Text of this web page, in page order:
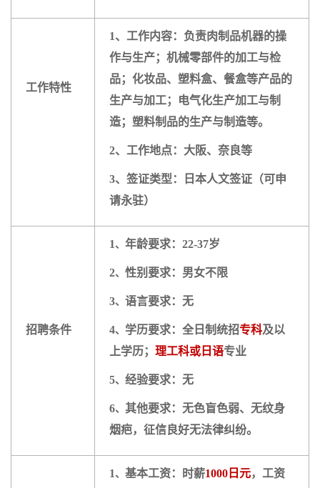
工作特性
1、工作内容：负责肉制品机器的操
作与生产；机械零部件的加工与检
品；化妆品、塑料盒、餐盒等产品的
生产与加工；电气化生产加工与制
造；塑料制品的生产与制造等。
2、工作地点：大阪、奈良等
3、签证类型：日本人文签证（可申
请永驻）
招聘条件
1、 年龄要求：22-37岁
2、 性别要求：男女不限
3、 语言要求：无
4、 学历要求：全日制统招专科及以
上学历； 理工科或日语专业
5、 经验要求：无
6、 其他要求：无色盲色弱、无纹身
烟疤，征信良好无法律纠纷。
1、 基本工资：时薪1000日元，工资